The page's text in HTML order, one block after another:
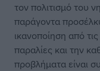
τον πολιτισμό του
παράγοντα
ικανοποίηση από
παραλίες και την
προβλήματα είναι